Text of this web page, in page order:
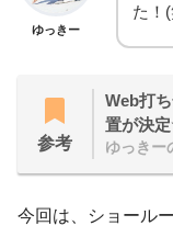
ゆっきー
た！
参考
Web打
置が決
ゆっきー
今回は、ショール